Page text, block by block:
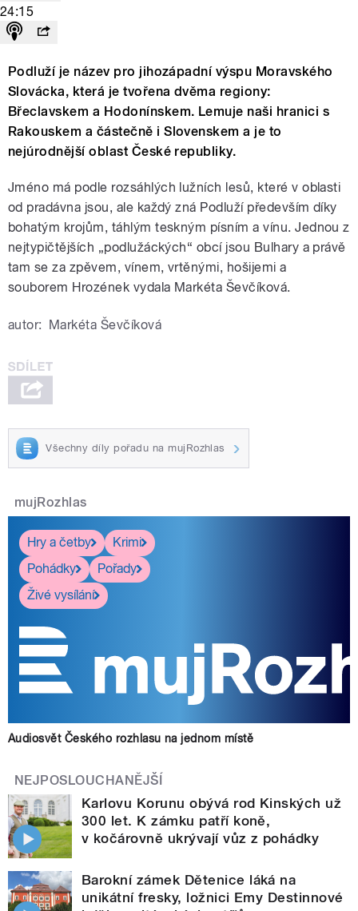
24:15
Podluží je název pro jihozápadní výspu Moravského
Slovácka, která je tvořena dvěma regiony:
Břeclavskem a Hodonínskem. Lemuje naši hranici s
Rakouskem a částečně i Slovenskem a je to
nejúrodnější oblast České republiky.
Jméno má podle rozsáhlých lužních lesů, které v oblasti
od pradávna jsou, ale každý zná Podluží především díky
bohatým krojům, táhlým teskným písním a vínu. Jednou z
nejtypičtějších „podlužáckých“ obcí jsou Bulhary a právě
tam se za zpěvem, vínem, vrtěnými, hošijemi a
souborem Hrozének vydala Markéta Ševčíková.
autor: Markéta Ševčíková
Všechny díly pořadu na mujRozhlas
mujRozhlas
Hry a četby
Krimi
Pohádky
Pořady
Živé vysílání
Audiosvět Českého rozhlasu na jednom místě
NEJPOSLOUCHANĚJŠÍ
Karlovu Korunu obývá rod Kinských už
300 let. K zámku patří koně,
v kočárovně ukrývají vůz z pohádky
Barokní zámek Dětenice láká na
unikátní fresky, ložnici Emy Destinnové